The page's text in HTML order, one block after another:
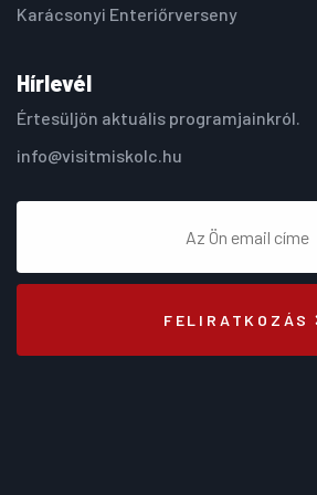
Karácsonyi Enteriőrverseny
Hírlevél
Értesüljön aktuális programjainkról.
info@visitmiskolc.hu
FELIRATKOZÁS